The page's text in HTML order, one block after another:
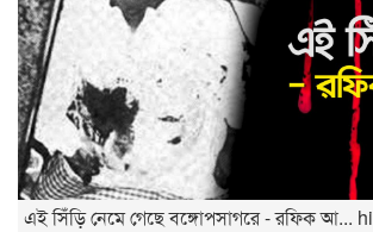
এই সিঁড়ি নেমে গেছে বঙ্গোপসাগরে - রফিক আ... hi